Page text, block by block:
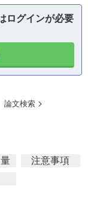
ログインが必要
論文検索
注意事項